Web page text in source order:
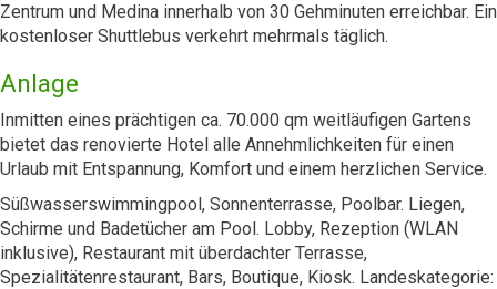
Zentrum und Medina innerhalb von 30 Gehminuten erreichbar. Ein
kostenloser Shuttlebus verkehrt mehrmals täglich.
Anlage
Inmitten eines prächtigen ca. 70.000 qm weitläufigen Gartens
bietet das renovierte Hotel alle Annehmlichkeiten für einen
Urlaub mit Entspannung, Komfort und einem herzlichen Service.
Süßwasserswimmingpool, Sonnenterrasse, Poolbar. Liegen,
Schirme und Badetücher am Pool. Lobby, Rezeption (WLAN
inklusive), Restaurant mit überdachter Terrasse,
Spezialitätenrestaurant, Bars, Boutique, Kiosk. Landeskategorie: